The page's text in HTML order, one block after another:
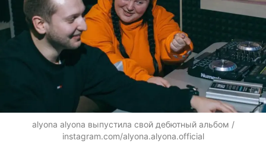
alyona alyona выпустила свой дебютный альбом /
instagram.com/alyona.alyona.official